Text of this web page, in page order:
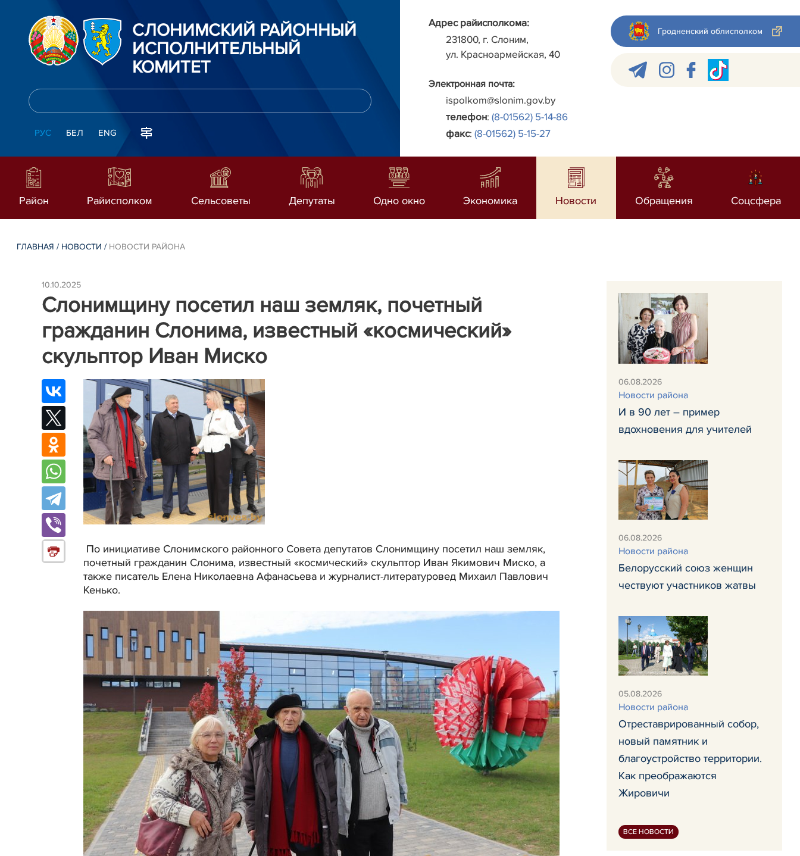
СЛОНИМСКИЙ РАЙОННЫЙ
ИСПОЛНИТЕЛЬНЫЙ
КОМИТЕТ
РУС БЕЛ ENG
Адрес райисполкома:
231800, г. Слоним,
ул. Красноармейская, 40
Электронная почта:
ispolkom@slonim.gov.by
телефон: (8-01562) 5-14-86
факс: (8-01562) 5-15-27
Гродненский облисполком
Район Райисполком Сельсоветы Депутаты Одно окно Экономика Новости Обращения Соцсфера
ГЛАВНАЯ / НОВОСТИ / НОВОСТИ РАЙОНА
10.10.2025
Слонимщину посетил наш земляк, почетный
гражданин Слонима, известный «космический»
скульптор Иван Миско
По инициативе Слонимского районного Совета депутатов Слонимщину посетил наш земляк,
почетный гражданин Слонима, известный «космический» скульптор Иван Якимович Миско, а
также писатель Елена Николаевна Афанасьева и журналист-литературовед Михаил Павлович
Кенько.
06.08.2026
Новости района
И в 90 лет – пример
вдохновения для учителей
06.08.2026
Новости района
Белорусский союз женщин
чествуют участников жатвы
05.08.2026
Новости района
Отреставрированный собор,
новый памятник и
благоустройство территории.
Как преображаются
Жировичи
ВСЕ НОВОСТИ